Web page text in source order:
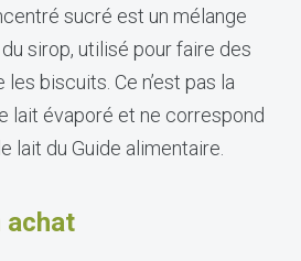
sucré est un mélange
sirop, utilisé pour faire des
biscuits. Ce n’est pas la
lait évaporé et ne correspond
lait du Guide alimentaire.
achat